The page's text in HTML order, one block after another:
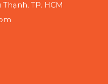
TP. HCM